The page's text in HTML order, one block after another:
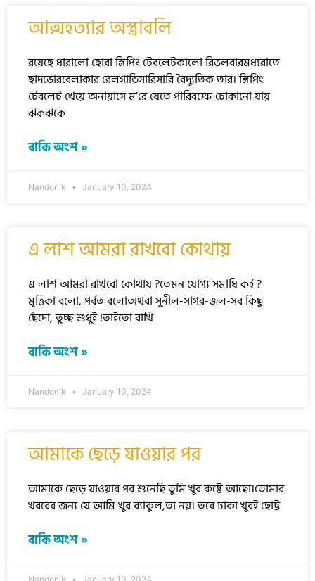
আত্মহত্যার অস্ত্রাবলি
রয়েছে ধারালো ছোরা স্লিপিং টেবলেটকালো রিভলবারমধ্যরাতে
ছাদভোরবেলাকার রেলগাড়িসারিসারি বৈদ্যুতিক তার। স্লিপিং
টেবলেট খেয়ে অনায়াসে ম’রে যেতে পারিবক্ষে ঢোকানো যায়
ঝকঝকে
বাকি অংশ »
Nandonik January 10, 2024
এ লাশ আমরা রাখবো কোথায়
এ লাশ আমরা রাখবো কোথায় ?তেমন যোগ্য সমাধি কই ?
মৃত্তিকা বলো, পর্বত বলোঅথবা সুনীল-সাগর-জল-সব কিছু
ছেঁদো, তুচ্ছ শুধুই !তাইতো রাখি
বাকি অংশ »
Nandonik January 10, 2024
আমাকে ছেড়ে যাওয়ার পর
আমাকে ছেড়ে যাওয়ার পর শুনেছি তুমি খুব কষ্টে আছো।তোমার
খবরের জন্য যে আমি খুব ব্যাকুল,তা নয়। তবে ঢাকা খুবই ছোট্ট
বাকি অংশ »